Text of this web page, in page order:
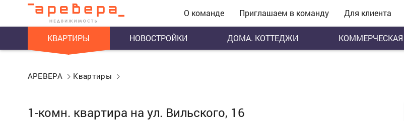
О команде Приглашаем в команду Для клиента
КВАРТИРЫ НОВОСТРОЙКИ ДОМА. КОТТЕДЖИ
АРЕВЕРА Квартиры
1-комн. квартира на ул. Вильского, 16